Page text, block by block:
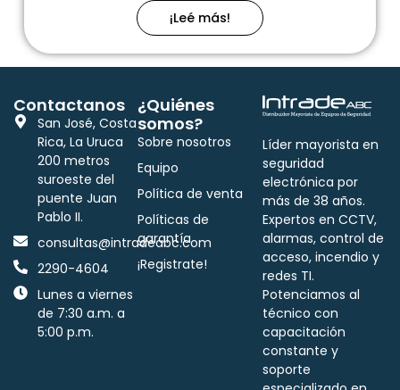
¡Leé más!
Líder mayorista en
seguridad
electrónica por
más de 38 años.
Expertos en CCTV,
alarmas, control de
acceso, incendio y
redes TI.
Potenciamos al
técnico con
capacitación
constante y
soporte
¿Quiénes
somos?
Sobre nosotros
Equipo
Política de venta
Políticas de
garantía
¡Registrate!
Contactanos
San José, Costa
Rica, La Uruca
200 metros
suroeste del
puente Juan
Pablo II.
consultas@intradeabc.com
2290-4604
Lunes a viernes
de 7:30 a.m. a
5:00 p.m.